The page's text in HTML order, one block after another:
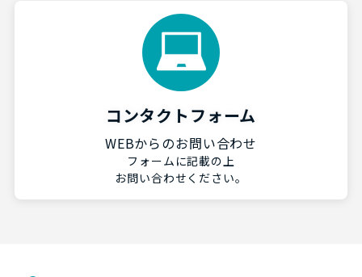
コンタクトフォーム
WEBからのお問い合わせ
フォームに記載の上
お問い合わせください。